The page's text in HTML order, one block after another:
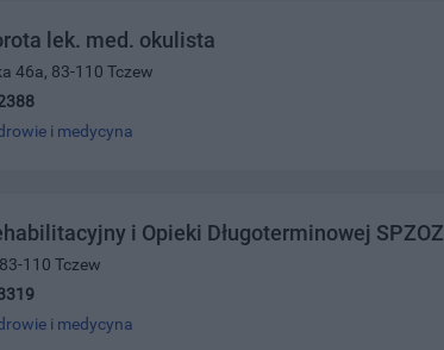
lek. med. okulista
46a, 83-110 Tczew
i medycyna
i Opieki Długoterminowej SPZOZ
110 Tczew
i medycyna